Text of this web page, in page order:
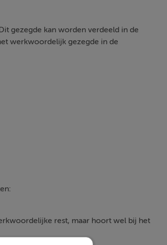
gezegde kan worden verdeeld in de
werkwoordelijk gezegde in de
rest, maar hoort wel bij het